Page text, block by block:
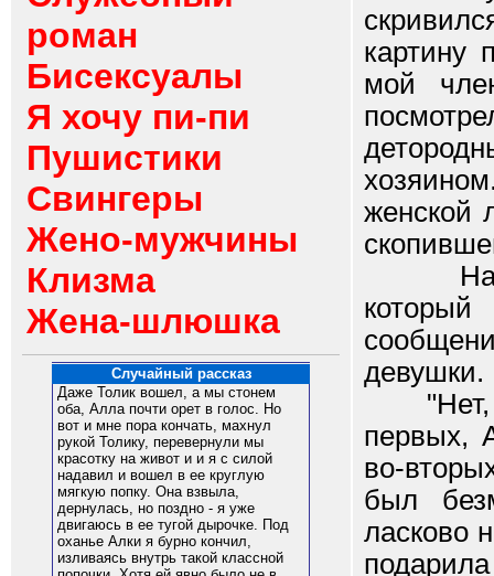
роман
Бисексуалы
Я хочу пи-пи
Пушистики
Свингеры
Жено-мужчины
Клизма
Жена-шлюшка
Случайный рассказ
Даже Толик вошел, а мы стонем
оба, Алла почти орет в голос. Но
вот и мне пора кончать, махнул
рукой Толику, перевернули мы
красотку на живот и и я с силой
надавил и вошел в ее круглую
мягкую попку. Она взвыла,
дернулась, но поздно - я уже
двигаюсь в ее тугой дырочке. Под
оханье Алки я бурно кончил,
изливаясь внутрь такой классной
картину
мой
женской
На
девушки.
"Нет,
первых,
во-
был
ласково